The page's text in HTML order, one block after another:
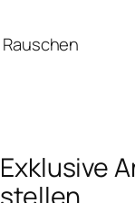
Rauschen
Exklusive
stellen